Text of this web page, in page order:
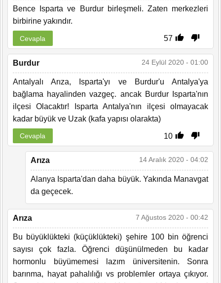
Bence Isparta ve Burdur birleşmeli. Zaten merkezleri
birbirine yakındır.
57
Cevapla
Burdur 24 Eylül 2020 - 01:00
Antalyalı Arıza, Isparta'yı ve Burdur'u Antalya'ya
bağlama hayalinden vazgeç. ancak Burdur Isparta'nın
ilçesi Olacaktır! Isparta Antalya'nın ilçesi olmayacak
kadar büyük ve Uzak (kafa yapısı olarakta)
10
Cevapla
Arıza 14 Aralık 2020 - 04:02
Alanya Isparta'dan daha büyük. Yakında Manavgat
da geçecek.
Arıza 7 Ağustos 2020 - 00:42
Bu büyüklükteki (küçüklükteki) şehire 100 bin öğrenci
sayısı çok fazla. Öğrenci düşünülmeden bu kadar
hormonlu büyümemesi lazım üniversitenin. Sonra
barınma, hayat pahalılığı vs problemler ortaya çıkıyor.